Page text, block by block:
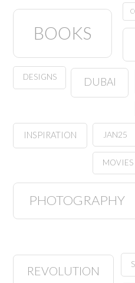
BOOKS
DESIGNS DUBAI
INSPIRATION JAN25
MOVIES
PHOTOGRAPHY
REVOLUTION